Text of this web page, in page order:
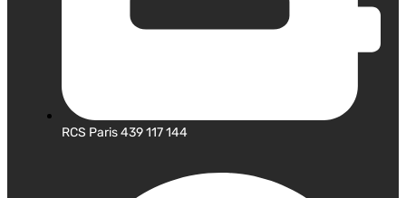
RCS Paris 439 117 144